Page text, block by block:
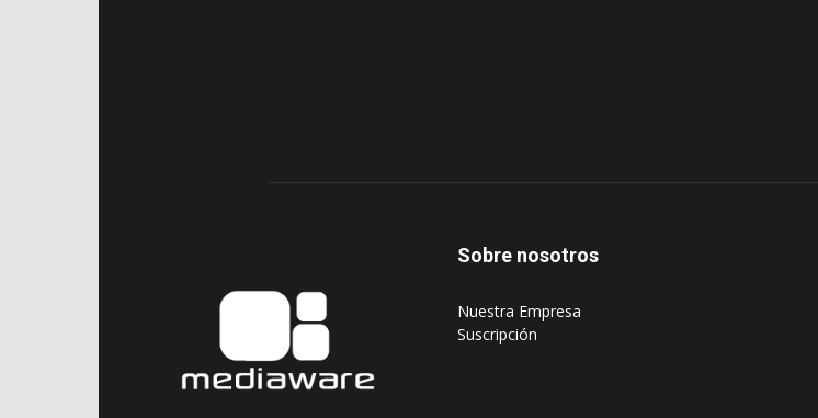
Sobre nosotros
‎Nuestra Empresa
‎Suscripción